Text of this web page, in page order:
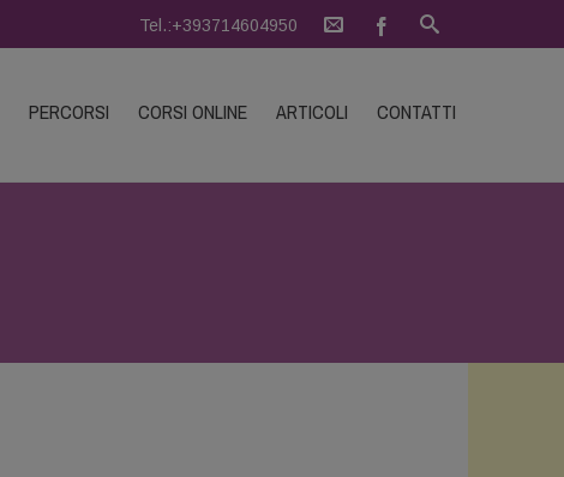
Tel.:+393714604950
PERCORSI CORSI ONLINE ARTICOLI CONTATTI